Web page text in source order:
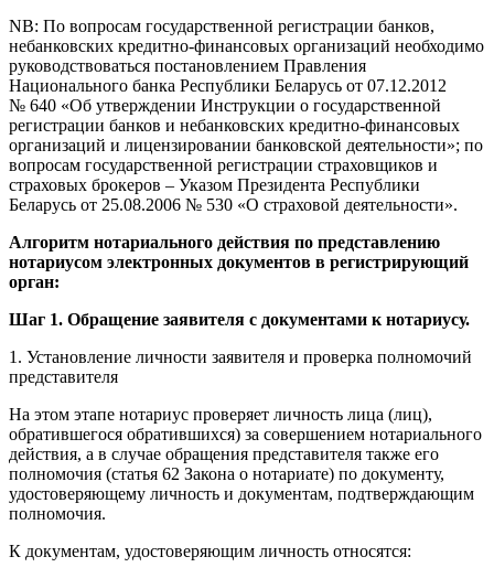
NB: По вопросам государственной регистрации банков,
небанковских кредитно-финансовых организаций необходимо
руководствоваться постановлением Правления
Национального банка Республики Беларусь от 07.12.2012
№ 640 «Об утверждении Инструкции о государственной
регистрации банков и небанковских кредитно-финансовых
организаций и лицензировании банковской деятельности»; по
вопросам государственной регистрации страховщиков и
страховых брокеров – Указом Президента Республики
Беларусь от 25.08.2006 № 530 «О страховой деятельности».
Алгоритм нотариального действия по представлению
нотариусом электронных документов в регистрирующий
орган:
Шаг 1. Обращение заявителя с документами к нотариусу.
1. Установление личности заявителя и проверка полномочий
представителя
На этом этапе нотариус проверяет личность лица (лиц),
обратившегося обратившихся) за совершением нотариального
действия, а в случае обращения представителя также его
полномочия (статья 62 Закона о нотариате) по документу,
удостоверяющему личность и документам, подтверждающим
полномочия.
К документам, удостоверяющим личность относятся: